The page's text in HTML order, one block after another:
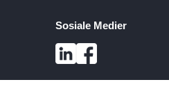
Sosiale Medier